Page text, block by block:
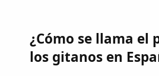
¿Cómo se llama el
los gitanos en